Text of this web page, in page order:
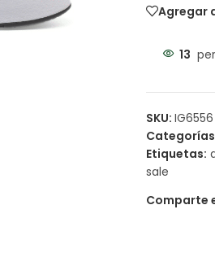
Agregar
13
SKU: IG6556
Etiquetas:
sale
Comparte